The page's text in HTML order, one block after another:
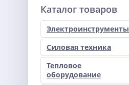
Каталог товаров
Электроинструменты
Силовая техника
Тепловое
оборудование